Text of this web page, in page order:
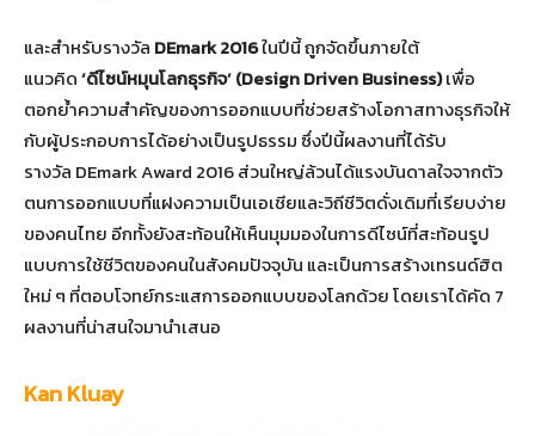
และสำหรับรางวัล DEmark 2016ในปีนี้ ถูกจัดขึ้นภายใต้
แนวคิด‘ดีไซน์หมุนโลกธุรกิจ’ (Design Driven Business)เพื่อ
ตอกย้ำความสำคัญของการออกแบบที่ช่วยสร้างโอกาสทางธุรกิจให้
กับผู้ประกอบการได้อย่างเป็นรูปธรรม ซึ่งปีนี้ผลงานที่ได้รับ
รางวัล DEmark Award 2016 ส่วนใหญ่ล้วนได้แรงบันดาลใจจากตัว
ตนการออกแบบที่แฝงความเป็นเอเชียและวิถีชีวิตดั่งเดิมที่เรียบง่าย
ของคนไทย อีกทั้งยังสะท้อนให้เห็นมุมมองในการดีไซน์ที่สะท้อนรูป
แบบการใช้ชีวิตของคนในสังคมปัจจุบัน และเป็นการสร้างเทรนด์ฮิต
ใหม่ ๆ ที่ตอบโจทย์กระแสการออกแบบของโลกด้วย โดยเราได้คัด 7
ผลงานที่น่าสนใจมานำเสนอ
Kan Kluay